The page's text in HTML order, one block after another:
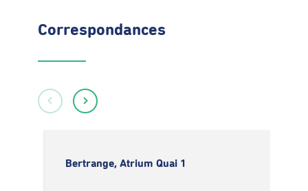
Correspondances
Bertrange, Atrium Quai 1